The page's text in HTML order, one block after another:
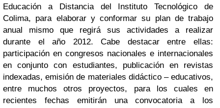
Educación a Distancia del Instituto Tecnológico de
Colima, para elaborar y conformar su plan de trabajo
anual mismo que regirá sus actividades a realizar
durante el año 2012. Cabe destacar entre ellas:
participación en congresos nacionales e internacionales
en conjunto con estudiantes, publicación en revistas
indexadas, emisión de materiales didáctico – educativos,
entre muchos otros proyectos, para los cuales en
recientes fechas emitirán una convocatoria a los